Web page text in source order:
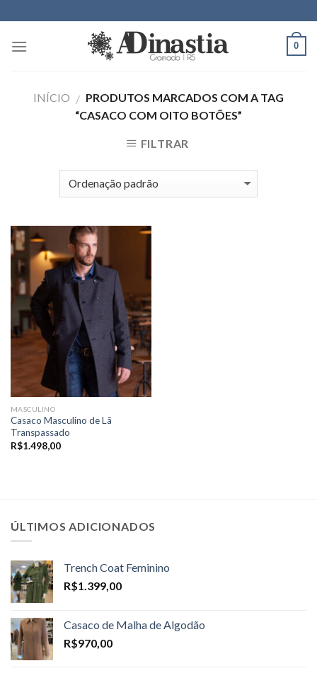
to
content
0
INÍCIO / PRODUTOS MARCADOS COM A TAG
“CASACO COM OITO BOTÕES”
FILTRAR
MASCULINO
Casaco Masculino de Lã
Transpassado
R$1.498,00
ÚLTIMOS ADICIONADOS
Trench Coat Feminino
R$1.399,00
Casaco de Malha de Algodão
R$970,00